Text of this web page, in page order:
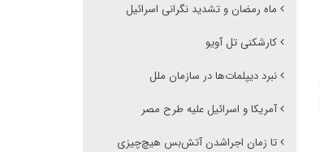
ماه رمضان و تشدید نگرانی اسرائیل
کارشکنی تل آویو
نبرد دیپلمات‌ها در سازمان ملل
آمریکا و اسرائیل علیه طرح مصر
تا زمان اجراشدن آتش‌بس هیچ‌چیزی